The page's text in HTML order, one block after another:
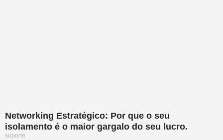
Networking Estratégico: Por que o seu
isolamento é o maior gargalo do seu lucro.
suporte